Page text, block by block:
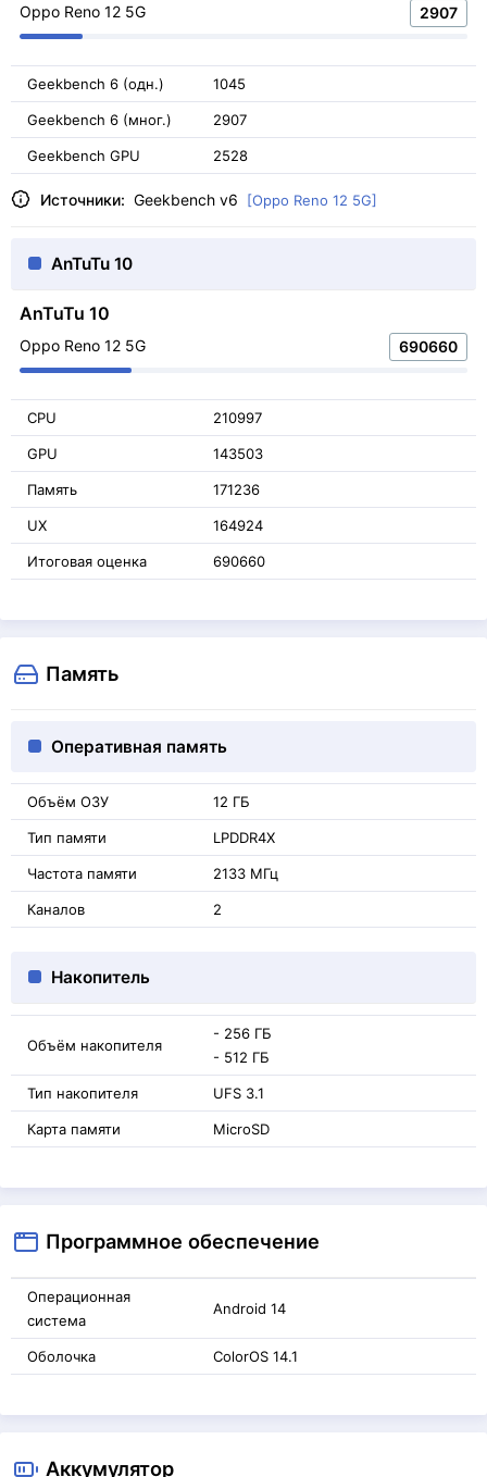
Oppo Reno 12 5G 2907
Geekbench 6 (одн.) 1045
Geekbench 6 (мног.) 2907
Geekbench GPU 2528
Источники: Geekbench v6 [Oppo Reno 12 5G]
AnTuTu 10
AnTuTu 10
Oppo Reno 12 5G 690660
CPU 210997
GPU 143503
Память 171236
UX 164924
Итоговая оценка 690660
Память
Оперативная память
Объём ОЗУ 12 ГБ
Тип памяти LPDDR4X
Частота памяти 2133 МГц
Каналов 2
Накопитель
Объём накопителя
- 256 ГБ
- 512 ГБ
Тип накопителя UFS 3.1
Карта памяти MicroSD
Программное обеспечение
Операционная
система
Android 14
Оболочка ColorOS 14.1
Аккумулятор